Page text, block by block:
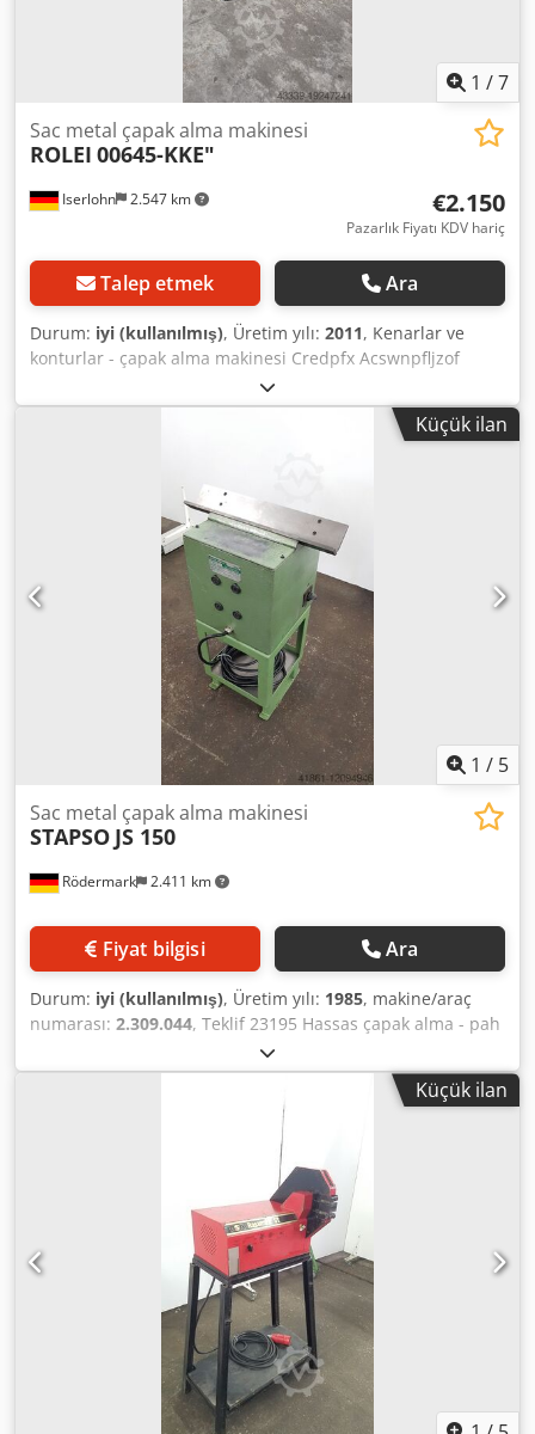
1 /7
Iserlohn 2.547 km
Sac metal çapak alma makinesi
ROLEI 00645-KKE"
€2.150
Pazarlık Fiyatı KDV hariç
Talep etmek Ara
Durum: iyi (kullanılmış), Üretim yılı: 2011, Kenarlar ve
konturlar - çapak alma makinesi Credpfx Acswnpfljzof
ROLEI Tipi: 00645-KKE2 Yıl 2011.
Küçük ilan
1 / 5
Rödermark 2.411 km
Sac metal çapak alma makinesi
STAPSO JS 150
Fiyat bilgisi Ara
Durum: iyi (kullanılmış), Üretim yılı: 1985, makine/araç
numarası: 2.309.044, Teklif 23195 Hassas çapak alma - pah
kırma makinesi / kenar frezeleme makinesi Teknik veriler:
Çelik - paslanmaz çelik - alüminyum - plastik, işleme Çapak
alma ve pah kırma işlemi freze bıçağı ile gerçekleştirilir
Eğim açısı 45° Eğim genişliği sonsuz değişken Kılavuz ray
uzunluğu 500 mm Çalışma yüksekliği 750 mm Hız 2750
rpm Sürücü 400 V / 0,7 kW Yer ihtiyacı yaklaşık G 500 x D
400 x Y 8500 mm Credpfxenvdtco Aczsf Ağırlık yaklaşık 30
Küçük ilan